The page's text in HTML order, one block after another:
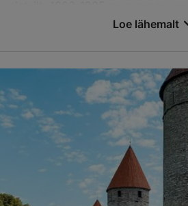
Tammsaare park, Tallinn
Kesklinn
24h
TripAdvisor Traveler hinnang
39 hinnangul
Loe lähemalt